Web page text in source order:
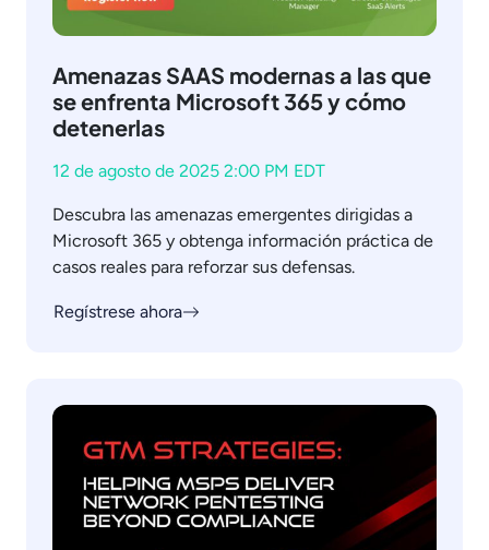
Amenazas SAAS modernas a las que
se enfrenta Microsoft 365 y cómo
detenerlas
12 de agosto de 2025 2:00 PM EDT
Descubra las amenazas emergentes dirigidas a
Microsoft 365 y obtenga información práctica de
casos reales para reforzar sus defensas.
Regístrese ahora